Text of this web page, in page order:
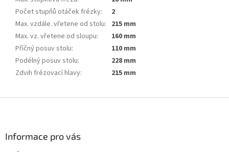
Počet stupňů otáček frézky:
2
Max. vzdále. vřetene od stolu: 215 mm
Max. vz. vřetene od sloupu:
160 mm
Příčný posuv stolu:
110 mm
Podélný posuv stolu:
228 mm
Zdvih frézovací hlavy: 215 mm
Informace pro vás